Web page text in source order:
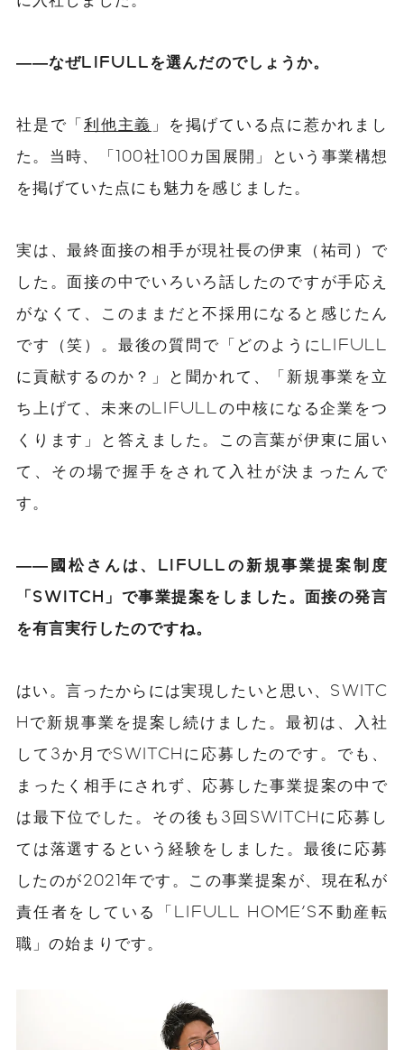
――なぜLIFULLを選んだのでしょうか。
社是で「利他主義 」を掲げている点に惹かれまし
た。当時、「100社100カ国展開」という事業構想
を掲げていた点にも魅力を感じました。
実は、最終面接の相手が現社長の伊東（祐司）で
した。面接の中でいろいろ話したのですが手応え
がなくて、このままだと不採用になると感じたん
です（笑）。最後の質問で「どのようにLIFULL
に貢献するのか？」と聞かれて、「新規事業を立
ち上げて、未来のLIFULLの中核になる企業をつ
くります」と答えました。この言葉が伊東に届い
て、その場で握手をされて入社が決まったんで
す。
――國松さんは、LIFULLの新規事業提案制度
「SWITCH」で事業提案をしました。面接の発言
を有言実行したのですね。
はい。言ったからには実現したいと思い、SWITC
Hで新規事業を提案し続けました。最初は、入社
して3か月でSWITCHに応募したのです。でも、
まったく相手にされず、応募した事業提案の中で
は最下位でした。その後も3回SWITCHに応募し
ては落選するという経験をしました。最後に応募
したのが2021年です。この事業提案が、現在私が
責任者をしている「LIFULL HOME'S不動産転
職」の始まりです。